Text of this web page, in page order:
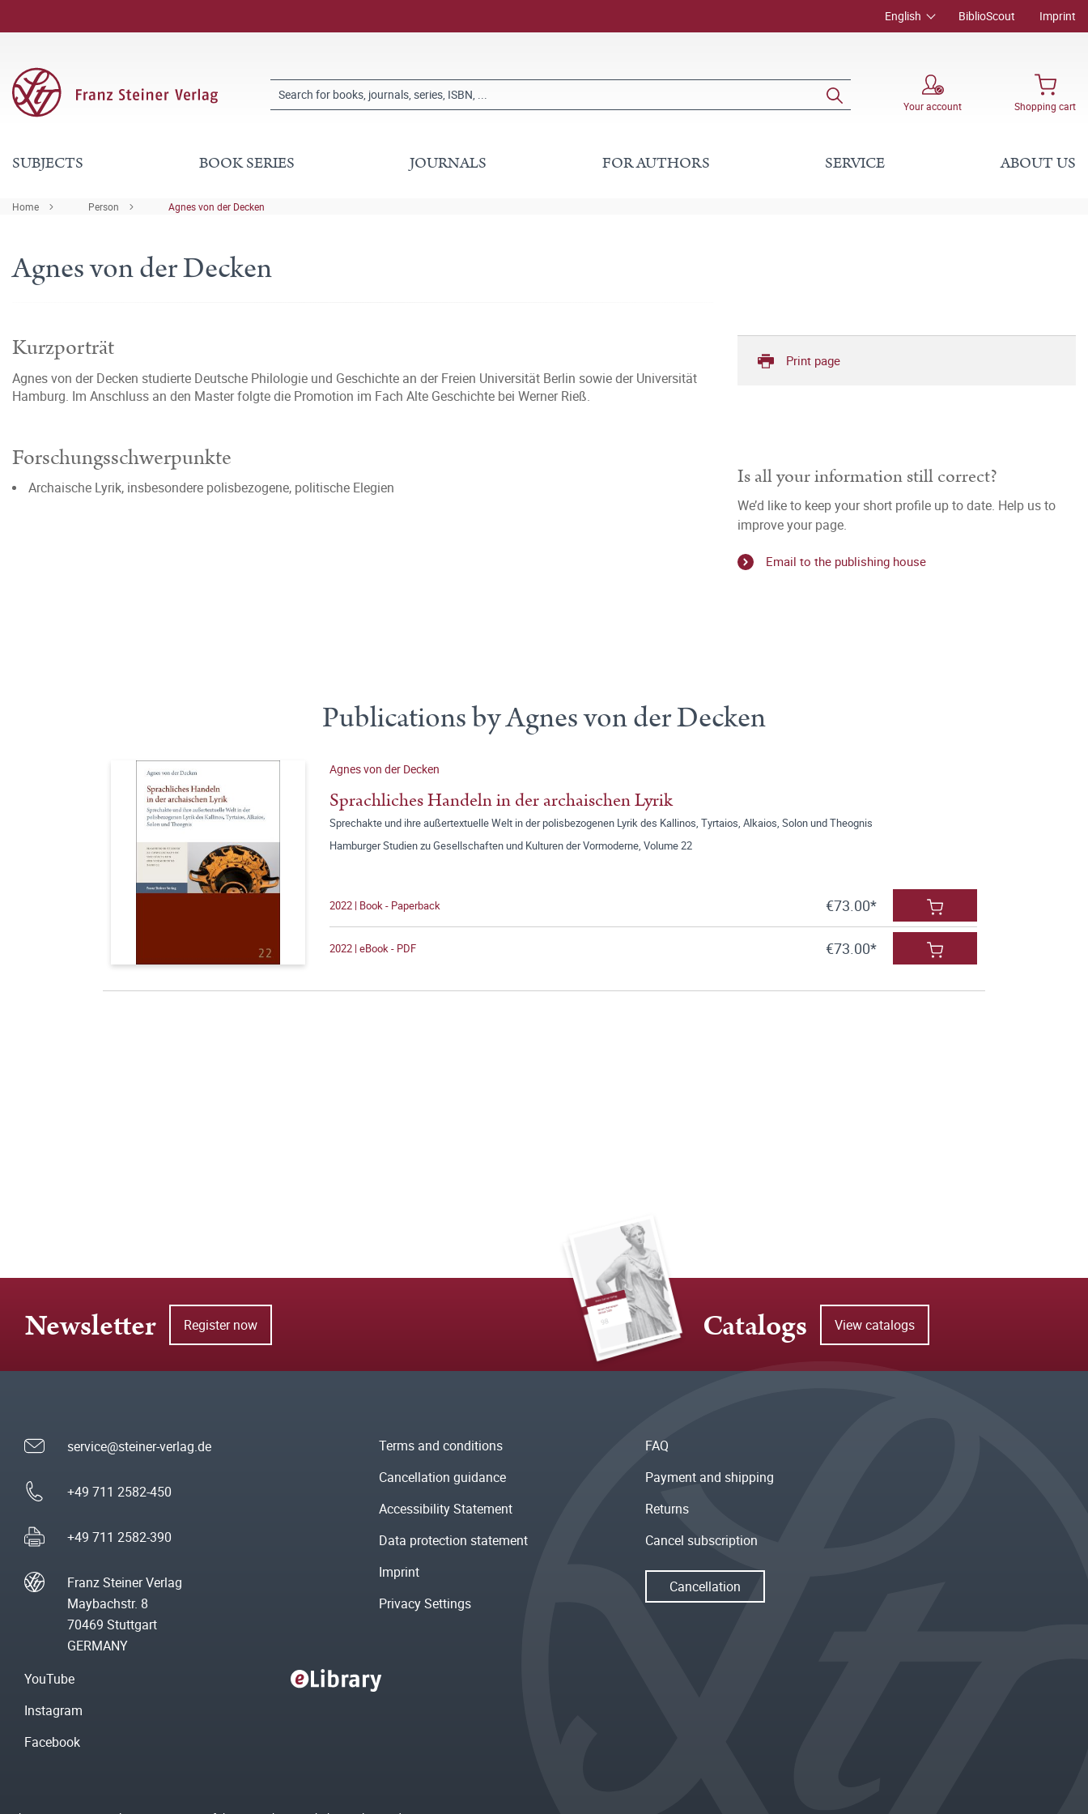
English BiblioScout Imprint
Your account Shopping cart
SUBJECTS BOOK SERIES JOURNALS FOR AUTHORS SERVICE ABOUT US
Home Person Agnes von der Decken
Agnes von der Decken
Kurzporträt
Agnes von der Decken studierte Deutsche Philologie und Geschichte an der Freien Universität Berlin sowie der Universität
Hamburg. Im Anschluss an den Master folgte die Promotion im Fach Alte Geschichte bei Werner Rieß.
Forschungsschwerpunkte
Archaische Lyrik, insbesondere polisbezogene, politische Elegien
Print page
Is all your information still correct?
We’d like to keep your short profile up to date. Help us to
improve your page.
Email to the publishing house
Publications by Agnes von der Decken
Agnes von der Decken
Sprachliches Handeln in der archaischen Lyrik
Sprechakte und ihre außertextuelle Welt in der polisbezogenen Lyrik des Kallinos, Tyrtaios, Alkaios, Solon und Theognis
Hamburger Studien zu Gesellschaften und Kulturen der Vormoderne, Volume 22
2022 | Book - Paperback €73.00*
2022 | eBook - PDF €73.00*
Newsletter Register now Catalogs View catalogs
service@steiner-verlag.de
+49 711 2582-450
+49 711 2582-390
Franz Steiner Verlag
Maybachstr. 8
70469 Stuttgart
GERMANY
Terms and conditions
Cancellation guidance
Accessibility Statement
Data protection statement
Imprint
Privacy Settings
FAQ
Payment and shipping
Returns
Cancel subscription
Cancellation
YouTube
Instagram
Facebook